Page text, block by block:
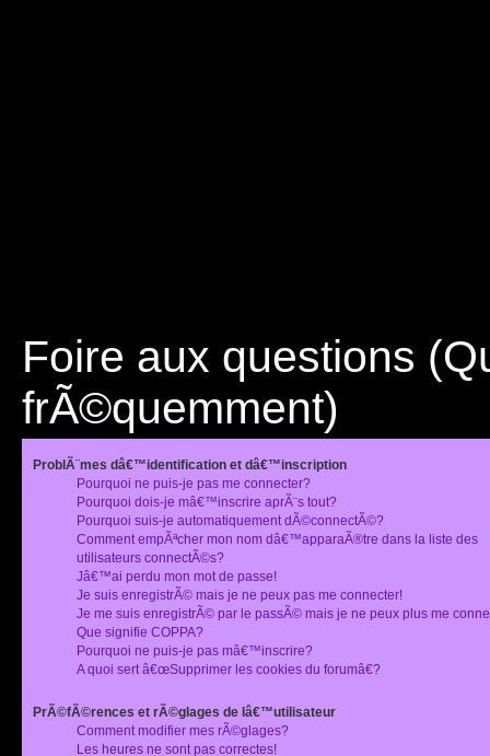
Foire aux questions
frÃ©quemment)
ProblÃ¨mes dâ€™identification et dâ€™inscription
Pourquoi ne puis-je pas me connecter?
Pourquoi dois-je mâ€™inscrire aprÃ¨s tout?
Pourquoi suis-je automatiquement dÃ©connectÃ©?
Comment empÃªcher mon nom dâ€™apparaÃ®tre dans la liste des
utilisateurs connectÃ©s?
Jâ€™ai perdu mon mot de passe!
Je suis enregistrÃ© mais je ne peux pas me connecter!
Je me suis enregistrÃ© par le passÃ© mais je ne peux plus me
Que signifie COPPA?
Pourquoi ne puis-je pas mâ€™inscrire?
A quoi sert â€œSupprimer les cookies du forumâ€?
PrÃ©fÃ©rences et rÃ©glages de lâ€™utilisateur
Comment modifier mes rÃ©glages?
Les heures ne sont pas correctes!